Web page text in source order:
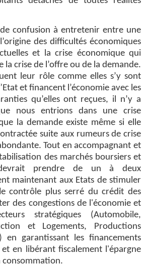
confusion à entretenir entre une
des difficultés économiques
et la crise économique qui
la crise de l’offre ou de la demande.
leur rôle comme elles s’y sont
et financent l’économie avec les
qu’elles ont reçues, il n’y a
nous entrions dans une crise
la demande existe même si elle
suite aux rumeurs de crise
Tout en accompagnant et
des marchés boursiers et
prendre de un à deux
maintenant aux Etats de stimuler
contrôle plus serré du crédit des
des congestions de l'économie et
stratégiques (Automobile,
et Logements, Productions
en garantissant les financements
et en libérant fiscalement l'épargne